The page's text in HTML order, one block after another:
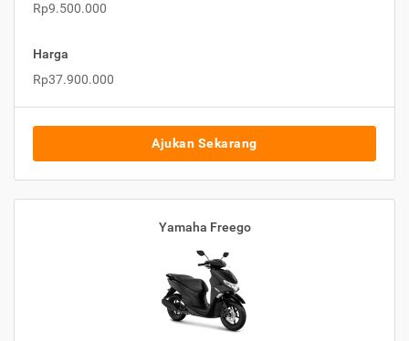
Rp9.500.000
Harga
Rp37.900.000
Ajukan Sekarang
Yamaha Freego